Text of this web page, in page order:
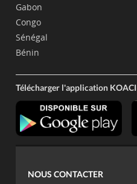
Gabon
Congo
Sénégal
Bénin
Télécharger l'application KOACI
NOUS CONTACTER